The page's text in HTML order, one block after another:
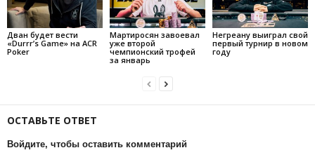
Дван будет вести
«Durrr’s Game» на ACR
Poker
Мартиросян завоевал
уже второй
чемпионский трофей
за январь
Негреану выиграл свой
первый турнир в новом
году
ОСТАВЬТЕ ОТВЕТ
Войдите, чтобы оставить комментарий